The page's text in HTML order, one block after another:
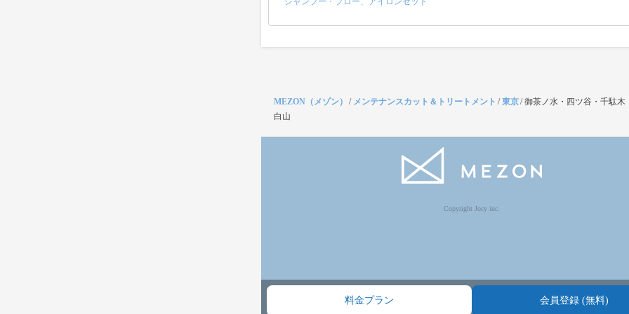
料金プラン 会員登録 (無料)
MEZON（メゾン） / メンテナンスカット＆トリートメント /東京/御茶ノ水・四ツ谷・千駄木
白山
Copyright Jocy inc.